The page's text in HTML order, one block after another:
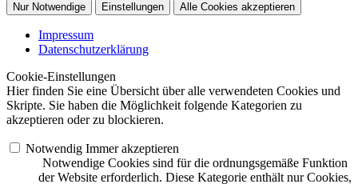
Nur Notwendige Einstellungen Alle Cookies akzeptieren
Impressum
Datenschutzerklärung
Cookie-Einstellungen
Hier finden Sie eine Übersicht über alle verwendeten Cookies und
Skripte. Sie haben die Möglichkeit folgende Kategorien zu
akzeptieren oder zu blockieren.
Notwendig Immer akzeptieren
Notwendige Cookies sind für die ordnungsgemäße Funktion
der Website erforderlich. Diese Kategorie enthält nur Cookies,